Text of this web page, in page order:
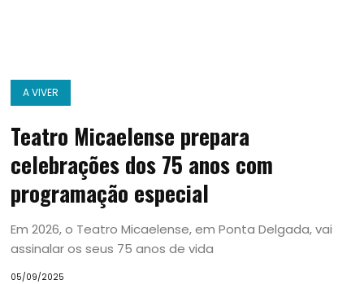
A VIVER
Teatro Micaelense prepara
celebrações dos 75 anos com
programação especial
Em 2026, o Teatro Micaelense, em Ponta Delgada, vai
assinalar os seus 75 anos de vida
05/09/2025